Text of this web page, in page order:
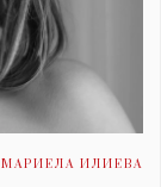
МАРИЕЛА ИЛИЕВА